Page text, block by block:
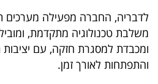
פעולה
לדבריה, החברה מפעילה מערכים
משלבת טכנולוגיה מתקדמת,
ומכבדת למסגרת חזקה, עם יציבות
והתפתחות לאורך זמן.